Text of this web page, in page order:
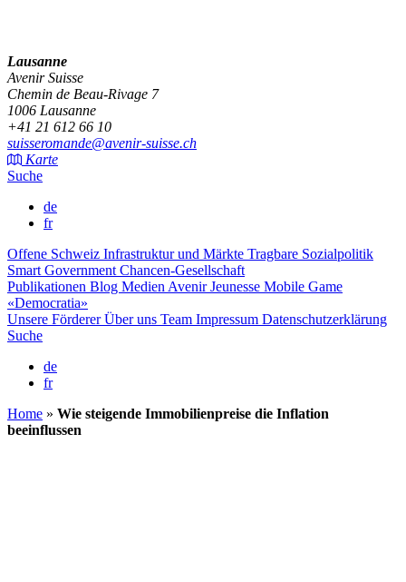
Lausanne
Avenir Suisse
Chemin de Beau-Rivage 7
1006 Lausanne
+41 21 612 66 10
suisseromande@avenir-suisse.ch
Karte
Suche
de
fr
Offene Schweiz Infrastruktur und Märkte Tragbare Sozialpolitik
Smart Government Chancen-Gesellschaft
Publikationen Blog Medien Avenir Jeunesse Mobile Game
«Democratia»
Unsere FördererÜber uns Team Impressum Datenschutzerklärung
Suche
de
fr
Home » Wie steigende Immobilienpreise die Inflation
beeinflussen